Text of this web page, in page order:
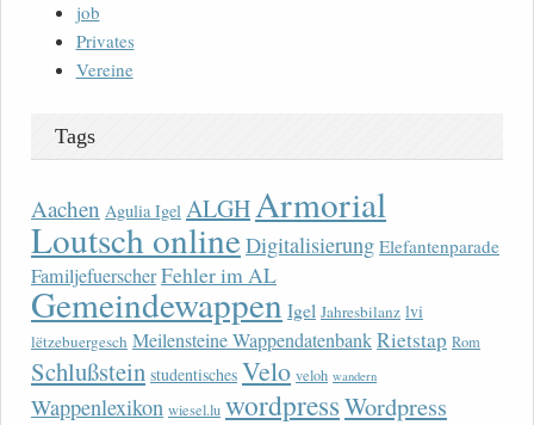
job
Privates
Vereine
Tags
Aachen Agulia Igel ALGH Armorial
Loutsch onlineDigitalisierung Elefantenparade
FamiljefuerscherFehler im AL
Gemeindewappen Igel Jahresbilanz lvi
lëtzebuergesch Meilensteine WappendatenbankRietstap Rom
Schlußstein studentisches Velo veloh wandern
Wappenlexikon wiesel.lu wordpressWordpress